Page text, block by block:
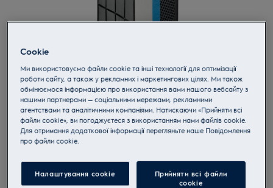
Торкніться, щоб збільшити
EF116
Фільтри для очищувача повітря
Cookie
Ми використовуємо файли cookie та інші технології для оптимізації
роботи сайту, а також у рекламних і маркетингових цілях. Ми також
обмінюємося інформацією про використання вами нашого вебсайту з
нашими партнерами — соціальними мережами, рекламними
агентствами та аналітичними компаніями. Натискаючи «Прийняти всі
файли cookie», ви погоджуєтеся з використанням нами файлів cookie.
Для отримання додаткової інформації перегляньте наше Пoвідомлення
прo файли cookie.
Налаштування cookie Прийняти всі файли
сookie